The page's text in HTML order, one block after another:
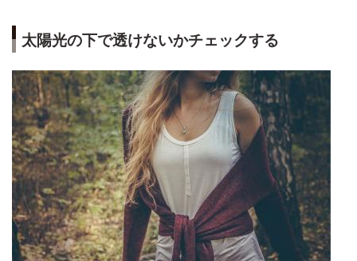
太陽光の下で透けないかチェックする